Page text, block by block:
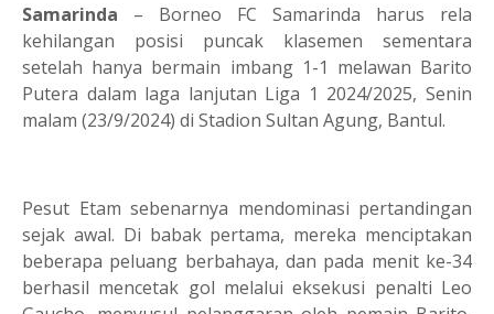
Samarinda – Borneo FC Samarinda harus rela
kehilangan posisi puncak klasemen sementara
setelah hanya bermain imbang 1-1 melawan Barito
Putera dalam laga lanjutan Liga 1 2024/2025, Senin
malam (23/9/2024) di Stadion Sultan Agung, Bantul.
Pesut Etam sebenarnya mendominasi pertandingan
sejak awal. Di babak pertama, mereka menciptakan
beberapa peluang berbahaya, dan pada menit ke-34
berhasil mencetak gol melalui eksekusi penalti Leo